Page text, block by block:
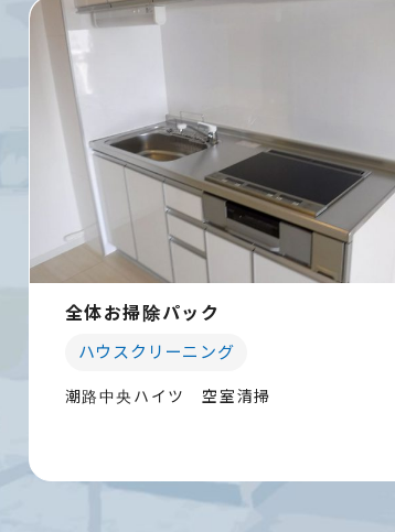
全体お掃除パック
ハウスクリーニング
潮路中央ハイツ 空室清掃